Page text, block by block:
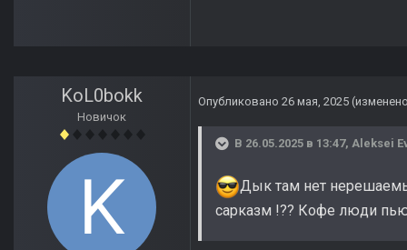
KoL0bokk
Новичок
Опубликовано 26 мая, 2025
В 26.05.2025 в 13:47, Aleksei
Дык там нет
сарказм !?? Кофе люди